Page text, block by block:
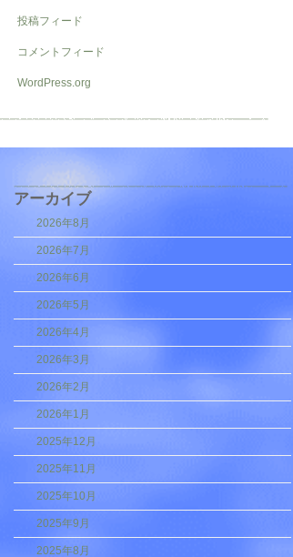
投稿フィード
コメントフィード
WordPress.org
アーカイブ
2026年8月
2026年7月
2026年6月
2026年5月
2026年4月
2026年3月
2026年2月
2026年1月
2025年12月
2025年11月
2025年10月
2025年9月
2025年8月